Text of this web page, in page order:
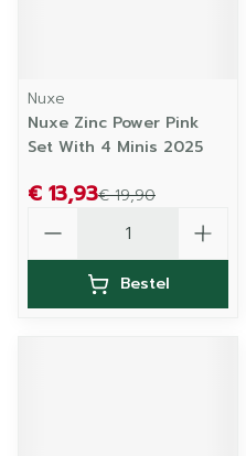
Nuxe
Nuxe Zinc Power Pink
Set With 4 Minis 2025
€ 19,90
€ 13,93
Bestel